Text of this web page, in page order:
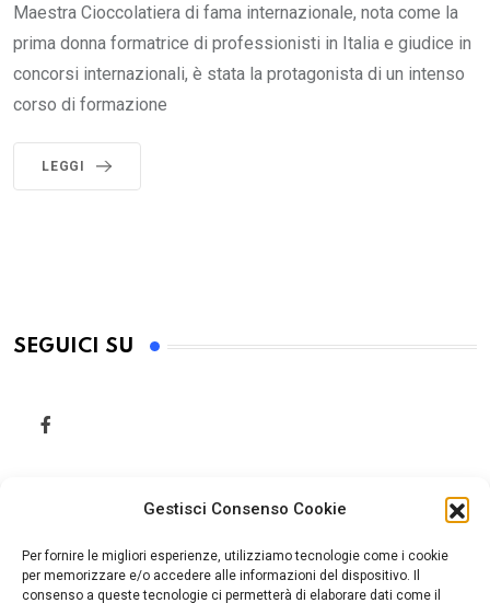
Gestisci Consenso Cookie
Per fornire le migliori esperienze, utilizziamo tecnologie come i cookie
per memorizzare e/o accedere alle informazioni del dispositivo. Il
consenso a queste tecnologie ci permetterà di elaborare dati come il
Maestra Cioccolatiera di fama internazionale, nota come la
prima donna formatrice di professionisti in Italia e giudice in
concorsi internazionali, è stata la protagonista di un intenso
corso di formazione
LEGGI
SEGUICI SU